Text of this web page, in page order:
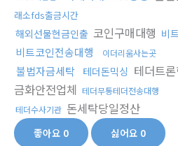
래소fds출금시간
해외선물현금인출 코인구매대행 비
비트코인전송대행
이더리움사는곳
불법자금세탁 테더돈믹싱 테더트
금화안전업체 테더무통테더전송대행
테더수사기관 돈세탁당일정산
좋아요 0 싫어요 0